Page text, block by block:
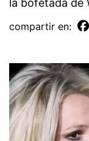
la bofetada de
compartir en: